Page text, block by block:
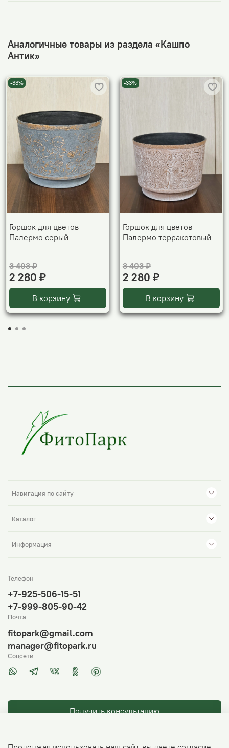
Аналогичные товары из раздела «Кашпо
Антик»
-33%
Горшок для цветов
Палермо серый
3 403 ₽
2 280 ₽
В корзину
-33%
Горшок для цветов
Палермо терракотовый
3 403 ₽
2 280 ₽
В корзину
Навигация по сайту
Каталог
Информация
Получить консультацию
Телефон
+7-925-506-15-51
+7-999-805-90-42
Почта
fitopark@gmail.com
manager@fitopark.ru
Соцсети